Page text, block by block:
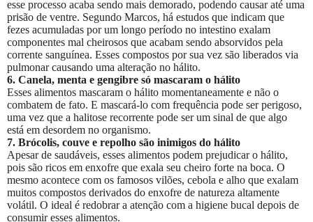
esse processo acaba sendo mais demorado, podendo causar até uma
prisão de ventre. Segundo Marcos, há estudos que indicam que
fezes acumuladas por um longo período no intestino exalam
componentes mal cheirosos que acabam sendo absorvidos pela
corrente sanguínea. Esses compostos por sua vez são liberados via
pulmonar causando uma alteração no hálito.
6. Canela, menta e gengibre só mascaram o hálito
Esses alimentos mascaram o hálito momentaneamente e não o
combatem de fato. E mascará-lo com frequência pode ser perigoso,
uma vez que a halitose recorrente pode ser um sinal de que algo
está em desordem no organismo.
7. Brócolis, couve e repolho são inimigos do hálito
Apesar de saudáveis, esses alimentos podem prejudicar o hálito,
pois são ricos em enxofre que exala seu cheiro forte na boca. O
mesmo acontece com os famosos vilões, cebola e alho que exalam
muitos compostos derivados do enxofre de natureza altamente
volátil. O ideal é redobrar a atenção com a higiene bucal depois de
consumir esses alimentos.